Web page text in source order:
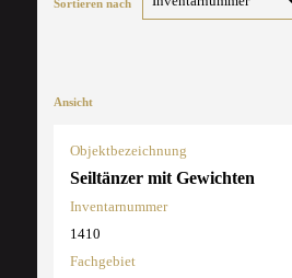
Sortieren nach
Ansicht
Objektbezeichnung
Seiltänzer mit Gewichten
Inventarnummer
1410
Fachgebiet